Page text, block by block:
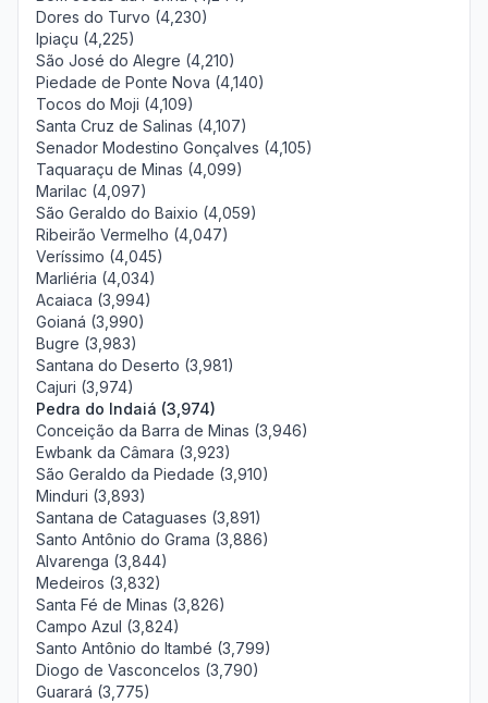
Dores do Turvo (4,230)
Ipiaçu (4,225)
São José do Alegre (4,210)
Piedade de Ponte Nova (4,140)
Tocos do Moji (4,109)
Santa Cruz de Salinas (4,107)
Senador Modestino Gonçalves (4,105)
Taquaraçu de Minas (4,099)
Marilac (4,097)
São Geraldo do Baixio (4,059)
Ribeirão Vermelho (4,047)
Veríssimo (4,045)
Marliéria (4,034)
Acaiaca (3,994)
Goianá (3,990)
Bugre (3,983)
Santana do Deserto (3,981)
Cajuri (3,974)
Pedra do Indaiá (3,974)
Conceição da Barra de Minas (3,946)
Ewbank da Câmara (3,923)
São Geraldo da Piedade (3,910)
Minduri (3,893)
Santana de Cataguases (3,891)
Santo Antônio do Grama (3,886)
Alvarenga (3,844)
Medeiros (3,832)
Santa Fé de Minas (3,826)
Campo Azul (3,824)
Santo Antônio do Itambé (3,799)
Diogo de Vasconcelos (3,790)
Guarará (3,775)